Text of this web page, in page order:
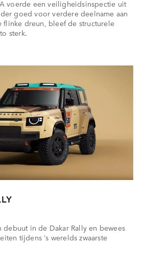
voerde een veiligheidsinspectie uit
goed voor verdere deelname aan
flinke dreun, bleef de structurele
sterk.
debuut in de Dakar Rally en bewees
tijdens ‘s werelds zwaarste